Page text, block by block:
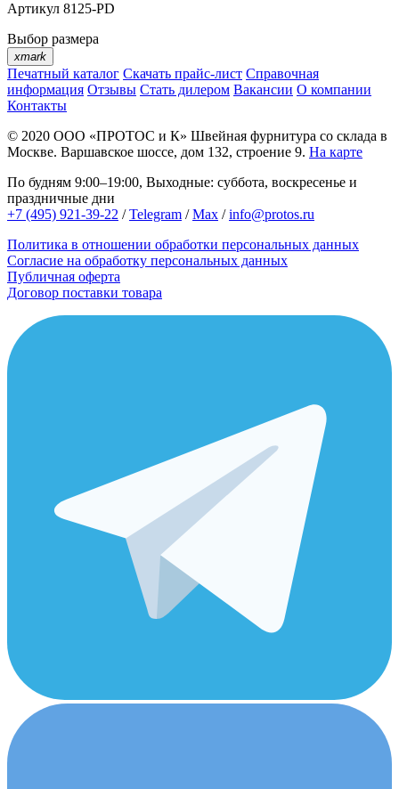
Артикул 8125-PD
Выбор размера
xmark
Печатный каталог Скачать прайс-лист Справочная
информация Отзывы Стать дилером Вакансии О компании
Контакты
© 2020 ООО «ПРОТОС и К» Швейная фурнитура со склада в
Москве. Варшавское шоссе, дом 132, строение 9. На карте
По будням 9:00–19:00, Выходные: суббота, воскресенье и
праздничные дни
+7 (495) 921-39-22 /Telegram /Max /info@protos.ru
Политика в отношении обработки персональных данных
Согласие на обработку персональных данных
Публичная оферта
Договор поставки товара